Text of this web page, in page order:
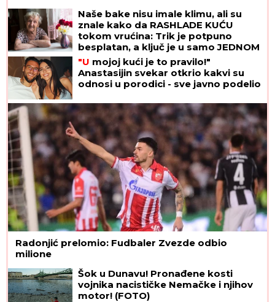
Naše bake nisu imale klimu, ali su
znale kako da RASHLADE KUĆU
tokom vrućina: Trik je potpuno
besplatan, a ključ je u samo JEDNOM
PRAVILU
"U mojoj kući je to pravilo!"
Anastasijin svekar otkrio kakvi su
odnosi u porodici - sve javno podelio
Radonjić prelomio: Fudbaler Zvezde odbio
milione
Šok u Dunavu! Pronađene kosti
vojnika nacističke Nemačke i njihov
motor! (FOTO)